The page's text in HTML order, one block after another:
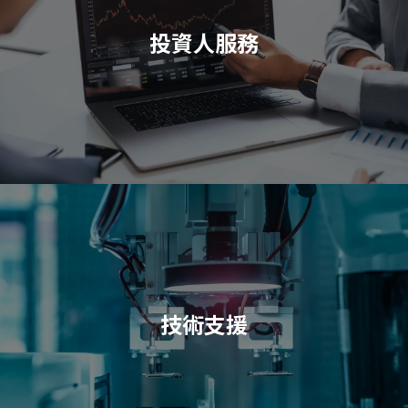
投資人服務
技術支援